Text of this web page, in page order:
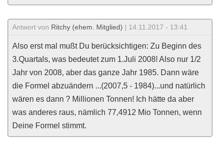
Antwort von Ritchy (ehem. Mitglied) | 14.11.2017 - 13:41
Also erst mal mußt Du berücksichtigen: Zu Beginn des
3.Quartals, was bedeutet zum 1.Juli 2008! Also nur 1/2
Jahr von 2008, aber das ganze Jahr 1985. Dann wäre
die Formel abzuändern ...(2007,5 - 1984)...und natürlich
wären es dann ? Millionen Tonnen! Ich hätte da aber
was anderes raus, nämlich 77,4912 Mio Tonnen, wenn
Deine Formel stimmt.